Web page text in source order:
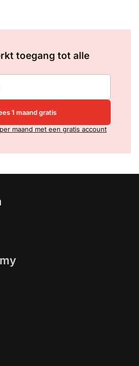
toegang tot alle
1 maand gratis
maand met een gratis account